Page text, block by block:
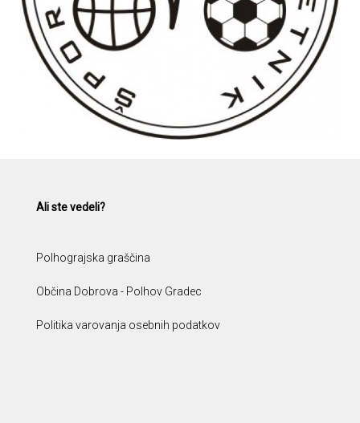
Ali ste vedeli?
Polhograjska graščina
Občina Dobrova - Polhov Gradec
Politika varovanja osebnih podatkov